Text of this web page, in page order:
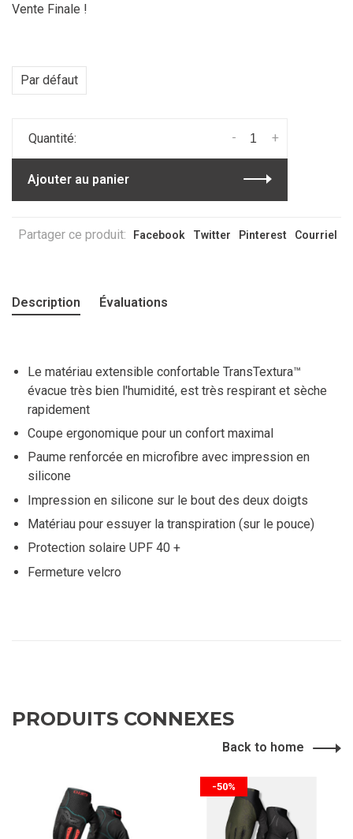
Vente Finale !
Par défaut
Quantité: +
-
Ajouter au panier
Partager ce produit: Facebook Twitter Pinterest Courriel
Description Évaluations
Le matériau extensible confortable TransTextura™
évacue très bien l'humidité, est très respirant et sèche
rapidement
Coupe ergonomique pour un confort maximal
Paume renforcée en microfibre avec impression en
silicone
Impression en silicone sur le bout des deux doigts
Matériau pour essuyer la transpiration (sur le pouce)
Protection solaire UPF 40 +
Fermeture velcro
PRODUITS CONNEXES
Back to home
-50%